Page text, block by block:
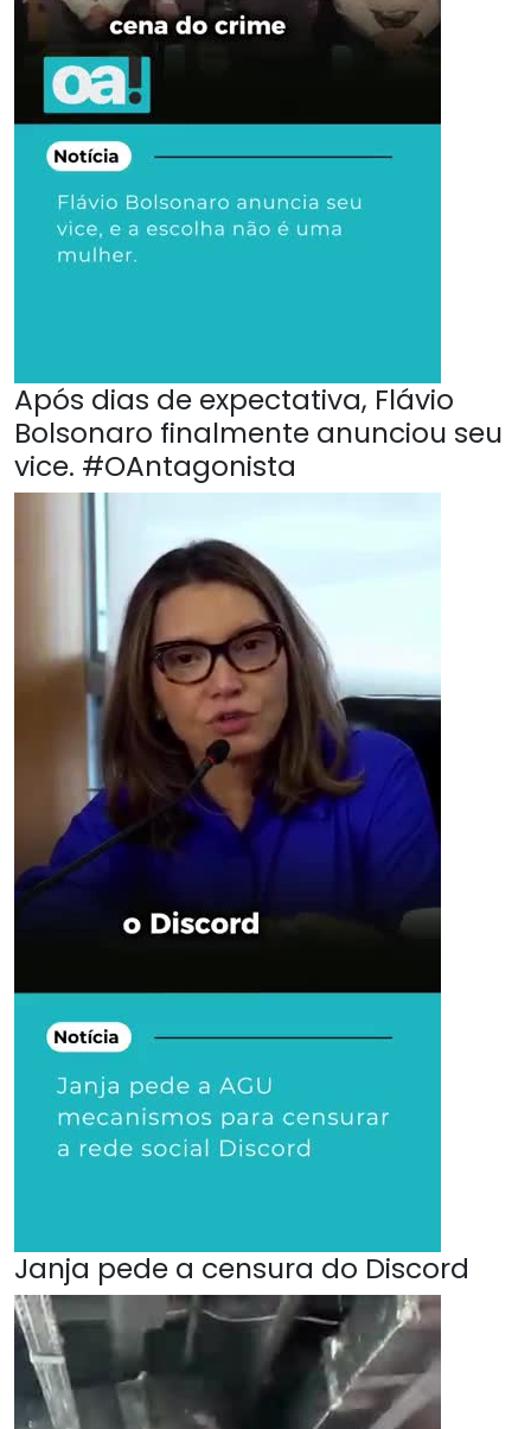
Após dias de expectativa, Flávio
Bolsonaro finalmente anunciou seu
vice. #OAntagonista
Janja pede a censura do Discord